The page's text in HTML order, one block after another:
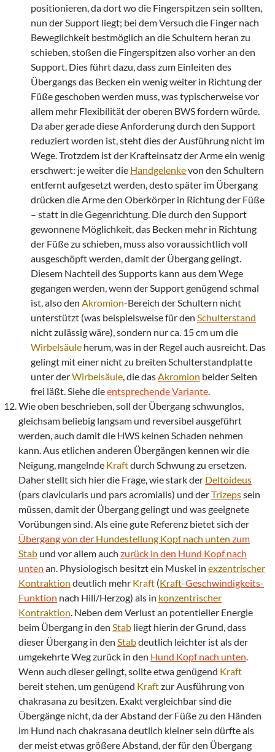
positionieren, da dort wo die Fingerspitzen sein sollten,
nun der Support liegt; bei dem Versuch die Finger nach
Beweglichkeit bestmöglich an die Schultern heran zu
schieben, stoßen die Fingerspitzen also vorher an den
Support. Dies führt dazu, dass zum Einleiten des
Übergangs das Becken ein wenig weiter in Richtung der
Füße geschoben werden muss, was typischerweise vor
allem mehr Flexibilität der oberen BWS fordern würde.
Da aber gerade diese Anforderung durch den Support
reduziert worden ist, steht dies der Ausführung nicht im
Wege. Trotzdem ist der Krafteinsatz der Arme ein wenig
erschwert: je weiter die Handgelenkevon den Schultern
entfernt aufgesetzt werden, desto später im Übergang
drücken die Arme den Oberkörper in Richtung der Füße
– statt in die Gegenrichtung. Die durch den Support
gewonnene Möglichkeit, das Becken mehr in Richtung
der Füße zu schieben, muss also voraussichtlich voll
ausgeschöpft werden, damit der Übergang gelingt.
Diesem Nachteil des Supports kann aus dem Wege
gegangen werden, wenn der Support genügend schmal
ist, also den Akromion-Bereich der Schultern nicht
unterstützt (was beispielsweise für den Schulterstand
nicht zulässig wäre), sondern nur ca. 15 cm um die
Wirbelsäule herum, was in der Regel auch ausreicht. Das
gelingt mit einer nicht zu breiten Schulterstandplatte
unter derWirbelsäule, die dasAkromion beider Seiten
frei läßt. Siehe dieentsprechende Variante.
Wie oben beschrieben, soll der Übergang schwunglos,
gleichsam beliebig langsam und reversibel ausgeführt
werden, auch damit die HWS keinen Schaden nehmen
kann. Aus etlichen anderen Übergängen kennen wir die
Neigung, mangelnde Kraftdurch Schwung zu ersetzen.
Daher stellt sich hier die Frage, wie stark der Deltoideus
(pars clavicularis und pars acromialis) und derTrizepssein
müssen, damit der Übergang gelingt und was geeignete
Vorübungen sind. Als eine gute Referenz bietet sich der
Übergang von der Hundestellung Kopf nach unten zum
Stab und vor allem auch zurück in den Hund Kopf nach
unten an. Physiologisch besitzt ein Muskel in exzentrischer
Kontraktion deutlich mehr Kraft (Kraft-Geschwindigkeits-
Funktion nach Hill/Herzog) als in konzentrischer
Kontraktion. Neben dem Verlust an potentieller Energie
beim Übergang in den Stab liegt hierin der Grund, dass
dieser Übergang in den Stabdeutlich leichter ist als der
umgekehrte Weg zurück in den Hund Kopf nach unten.
Wenn auch dieser gelingt, sollte etwa genügend Kraft
bereit stehen, um genügend Kraftzur Ausführung von
chakrasana zu besitzen. Exakt vergleichbar sind die
Übergänge nicht, da der Abstand der Füße zu den Händen
im Hund nach chakrasana deutlich kleiner sein dürfte als
der meist etwas größere Abstand, der für den Übergang